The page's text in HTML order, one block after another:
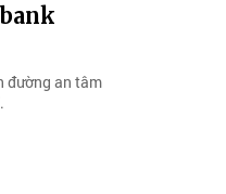
đường an tâm